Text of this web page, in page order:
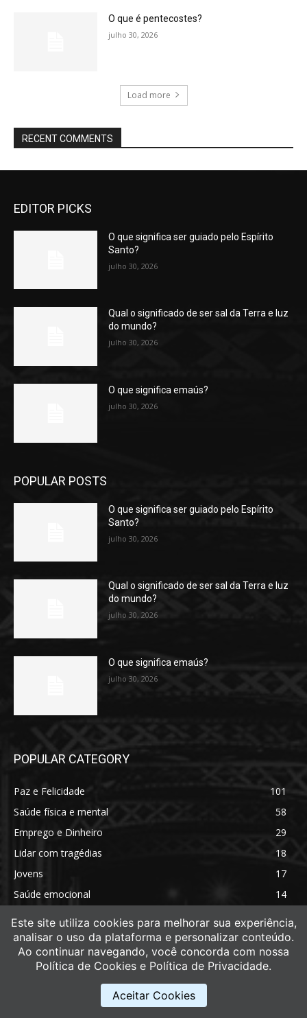
O que é pentecostes?
julho 30, 2026
Load more
RECENT COMMENTS
EDITOR PICKS
O que significa ser guiado pelo Espírito
Santo?
julho 30, 2026
Qual o significado de ser sal da Terra e luz
do mundo?
julho 30, 2026
O que significa emaús?
julho 30, 2026
POPULAR POSTS
O que significa ser guiado pelo Espírito
Santo?
julho 30, 2026
Qual o significado de ser sal da Terra e luz
do mundo?
julho 30, 2026
O que significa emaús?
julho 30, 2026
POPULAR CATEGORY
Paz e Felicidade
101
Saúde física e mental
58
Emprego e Dinheiro
29
Lidar com tragédias
18
Jovens
17
Saúde emocional
14
Este site utiliza cookies para melhorar sua experiência,
analisar o uso da plataforma e personalizar conteúdo.
Ao continuar navegando, você concorda com nossa
Política de Cookies e Política de Privacidade.
Aceitar Cookies